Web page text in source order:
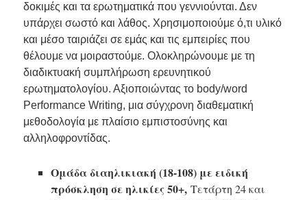
δοκιμές και τα ερωτηματικά που γεννιούνται. Δεν
υπάρχει σωστό και λάθος. Χρησιμοποιούμε ό,τι υλικό
και μέσο ταιριάζει σε εμάς και τις εμπειρίες που
θέλουμε να μοιραστούμε. Ολοκληρώνουμε με τη
διαδικτυακή συμπλήρωση ερευνητικού
ερωτηματολογίου. Αξιοποιώντας το body/word
Performance Writing, μια σύγχρονη διαθεματική
μεθοδολογία με πλαίσιο εμπιστοσύνης και
αλληλοφροντίδας.
Ομάδα διαηλικιακή (18-108) με ειδική
πρόσκληση σε ηλικίες 50+, Τετάρτη 24 και